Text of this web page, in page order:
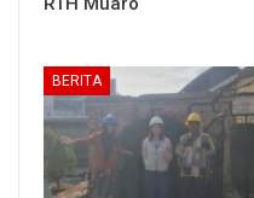
BERITA